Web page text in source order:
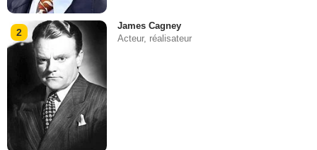
2
James Cagney
Acteur, réalisateur